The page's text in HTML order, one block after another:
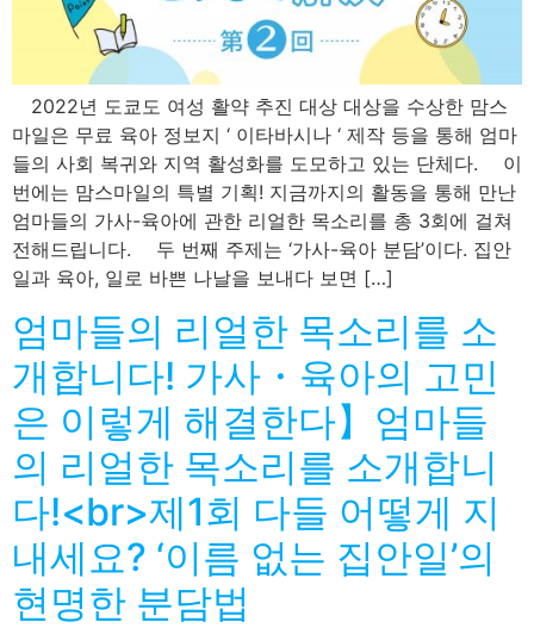
2022년 도쿄도 여성 활약 추진 대상 대상을 수상한 맘스
마일은 무료 육아 정보지 ‘ 이타바시나 ‘ 제작 등을 통해 엄마
들의 사회 복귀와 지역 활성화를 도모하고 있는 단체다. 이
번에는 맘스마일의 특별 기획! 지금까지의 활동을 통해 만난
엄마들의 가사-육아에 관한 리얼한 목소리를 총 3회에 걸쳐
전해드립니다. 두 번째 주제는 ‘가사-육아 분담’이다. 집안
일과 육아, 일로 바쁜 나날을 보내다 보면 […]
엄마들의 리얼한 목소리를 소
개합니다! 가사・육아의 고민
은 이렇게 해결한다】엄마들
의 리얼한 목소리를 소개합니
다!<br>제1회 다들 어떻게 지
내세요? ‘이름 없는 집안일’의
현명한 분담법